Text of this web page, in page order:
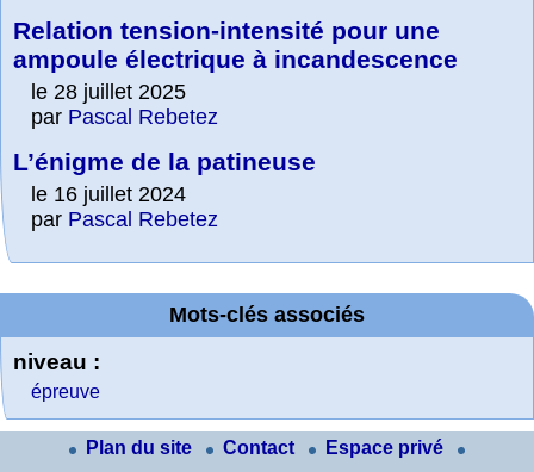
Relation tension-intensité pour une
ampoule électrique à incandescence
le 28 juillet 2025
par Pascal Rebetez
L’énigme de la patineuse
le 16 juillet 2024
par Pascal Rebetez
Mots-clés associés
niveau :
épreuve
Plan du site Contact Espace privé